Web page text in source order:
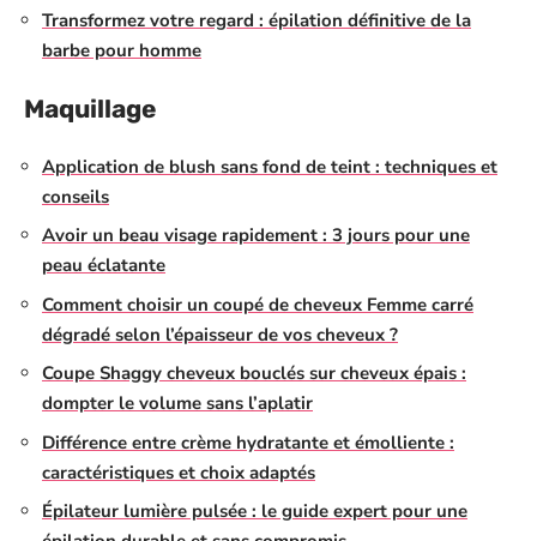
Transformez votre regard : épilation définitive de la
barbe pour homme
Maquillage
Application de blush sans fond de teint : techniques et
conseils
Avoir un beau visage rapidement : 3 jours pour une
peau éclatante
Comment choisir un coupé de cheveux Femme carré
dégradé selon l’épaisseur de vos cheveux ?
Coupe Shaggy cheveux bouclés sur cheveux épais :
dompter le volume sans l’aplatir
Différence entre crème hydratante et émolliente :
caractéristiques et choix adaptés
Épilateur lumière pulsée : le guide expert pour une